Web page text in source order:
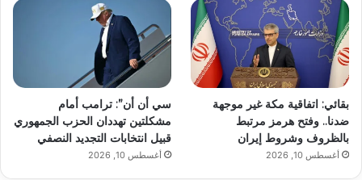
بقائي: اتفاقية مكة غير موجهة
ضدنا.. وفتح هرمز مرتبط
بالظروف وشروط إيران
أغسطس 10, 2026
سي أن أن”: ترامب أمام
مشكلتين تهددان الحزب الجمهوري
قبيل انتخابات التجديد النصفي
أغسطس 10, 2026